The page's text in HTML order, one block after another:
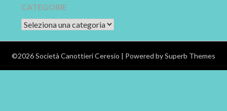
CATEGORIE
CATEGORIE
©2026 Società Canottieri Ceresio | Powered bySuperb Themes